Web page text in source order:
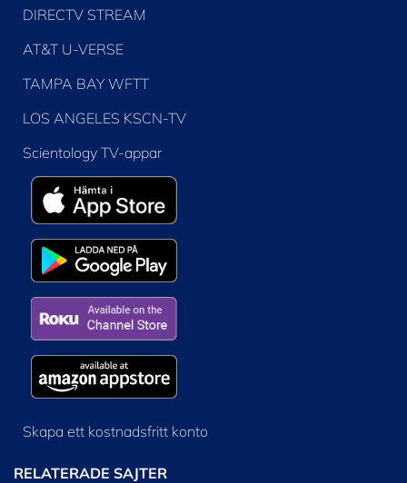
DIRECTV STREAM
AT&T U-VERSE
TAMPA BAY WFTT
LOS ANGELES KSCN-TV
Scientology TV-appar
Skapa ett kostnadsfritt konto
RELATERADE SAJTER